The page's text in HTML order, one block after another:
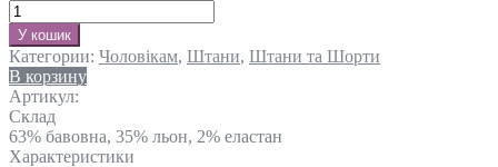
У кошик
Категории: Чоловікам, Штани, Штани та Шорти
В корзину
Артикул:
Склад
63% бавовна, 35% льон, 2% еластан
Характеристики